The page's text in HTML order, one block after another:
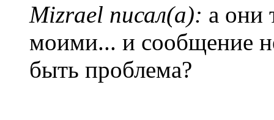
Mizrael писал(а): а они
моими... и сообщение
быть проблема?